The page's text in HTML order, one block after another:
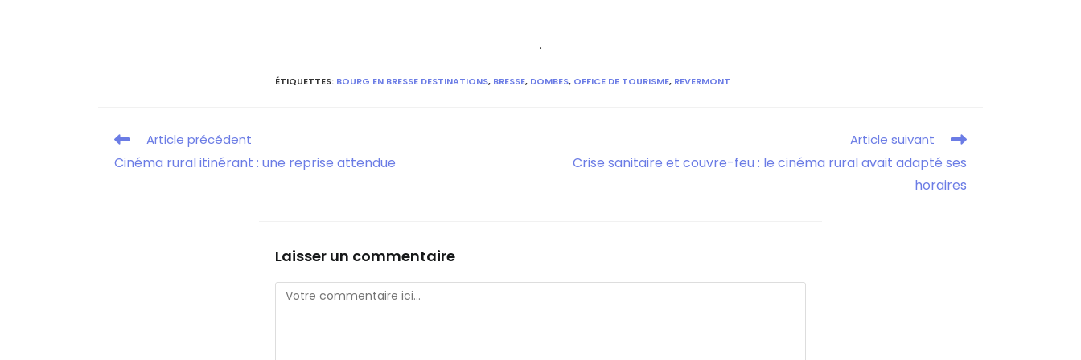
.
ÉTIQUETTES: BOURG EN BRESSE DESTINATIONS, BRESSE, DOMBES, OFFICE DE TOURISME, REVERMONT
Article précédent
Cinéma rural itinérant : une reprise attendue
Article suivant
Crise sanitaire et couvre-feu : le cinéma rural avait adapté ses
horaires
Laisser un commentaire